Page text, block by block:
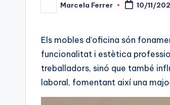
Posted
by
Marcela Ferrer 10/11/
Els mobles d’oficina són
funcionalitat i estètica
treballadors, sinó que també
laboral, fomentant així una